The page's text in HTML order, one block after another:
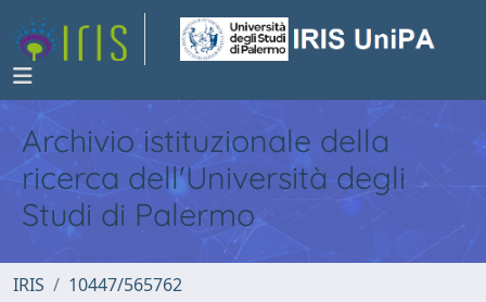
Archivio istituzionale della
ricerca dell'Università degli
Studi di Palermo
IRIS 10447/565762